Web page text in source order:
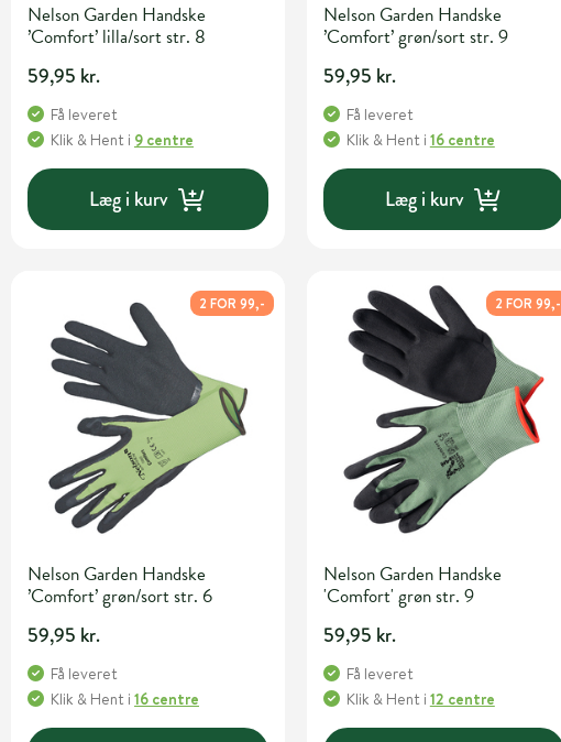
Nelson Garden Handske
’Comfort’ lilla/sort str. 8
59,95 kr.
Få leveret
Klik & Hent i 9 centre
Læg i kurv
Nelson Garden Handske
’Comfort’ grøn/sort str. 9
59,95 kr.
Få leveret
Klik & Hent i 16 centre
Læg i kurv
2 FOR 99,-
Nelson Garden Handske
’Comfort’ grøn/sort str. 6
59,95 kr.
Få leveret
Klik & Hent i 16 centre
2 FOR 99,-
Nelson Garden Handske
'Comfort' grøn str. 9
59,95 kr.
Få leveret
Klik & Hent i 12 centre